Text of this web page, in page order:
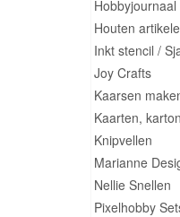
Houten
Inkt stencil /
Joy Crafts
Kaarsen
Kaarten,
Knipvellen
Marianne
Nellie Snellen
Pixelhobby